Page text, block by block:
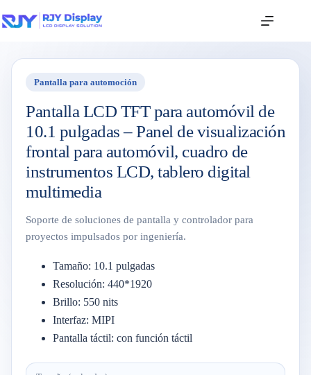
Pantalla para automoción
Pantalla LCD TFT para automóvil de
10.1 pulgadas – Panel de visualización
frontal para automóvil, cuadro de
instrumentos LCD, tablero digital
multimedia
Soporte de soluciones de pantalla y controlador para
proyectos impulsados por ingeniería.
Tamaño: 10.1 pulgadas
Resolución: 440*1920
Brillo: 550 nits
Interfaz: MIPI
Pantalla táctil: con función táctil